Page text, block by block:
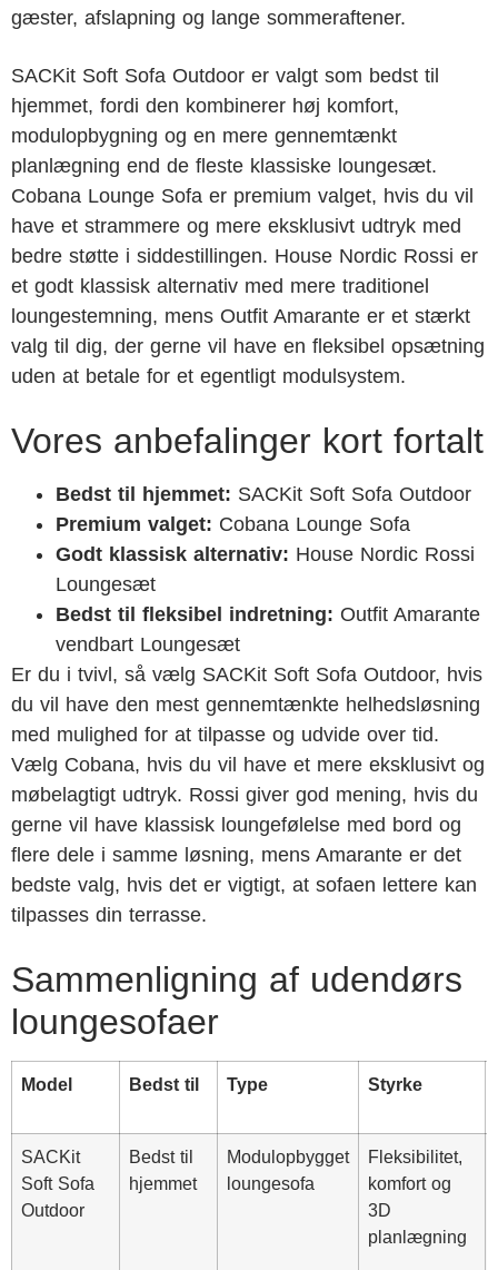
gæster, afslapning og lange sommeraftener.
SACKit Soft Sofa Outdoor er valgt som bedst til
hjemmet, fordi den kombinerer høj komfort,
modulopbygning og en mere gennemtænkt
planlægning end de fleste klassiske loungesæt.
Cobana Lounge Sofa er premium valget, hvis du vil
have et strammere og mere eksklusivt udtryk med
bedre støtte i siddestillingen. House Nordic Rossi er
et godt klassisk alternativ med mere traditionel
loungestemning, mens Outfit Amarante er et stærkt
valg til dig, der gerne vil have en fleksibel opsætning
uden at betale for et egentligt modulsystem.
Vores anbefalinger kort fortalt
Bedst til hjemmet: SACKit Soft Sofa Outdoor
Premium valget: Cobana Lounge Sofa
Godt klassisk alternativ: House Nordic Rossi
Loungesæt
Bedst til fleksibel indretning: Outfit Amarante
vendbart Loungesæt
Er du i tvivl, så vælg SACKit Soft Sofa Outdoor, hvis
du vil have den mest gennemtænkte helhedsløsning
med mulighed for at tilpasse og udvide over tid.
Vælg Cobana, hvis du vil have et mere eksklusivt og
møbelagtigt udtryk. Rossi giver god mening, hvis du
gerne vil have klassisk loungefølelse med bord og
flere dele i samme løsning, mens Amarante er det
bedste valg, hvis det er vigtigt, at sofaen lettere kan
tilpasses din terrasse.
Sammenligning af udendørs
loungesofaer
Model Bedst til Type Styrke
SACKit
Soft Sofa
Outdoor
Bedst til
hjemmet
Modulopbygget
loungesofa
Fleksibilitet,
komfort og
3D
planlægning